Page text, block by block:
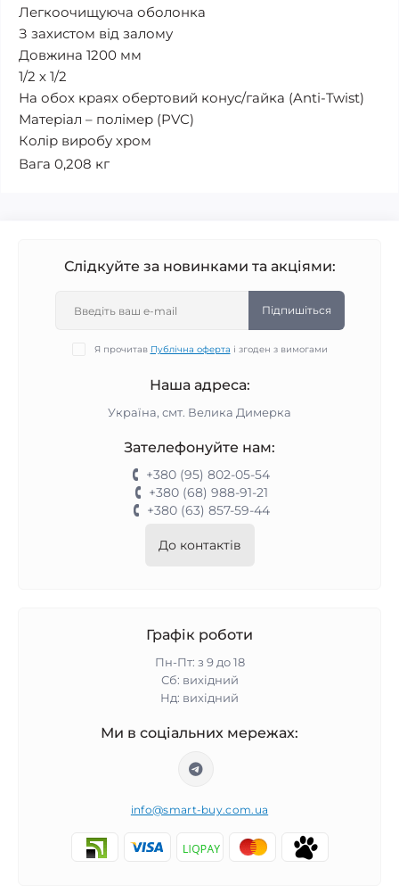
Легкоочищуюча оболонка
З захистом від залому
Довжина 1200 мм
1/2 х 1/2
На обох краях обертовий конус/гайка (Anti-Twist)
Матеріал – полімер (PVC)
Колір виробу хром
Вага 0,208 кг
Слідкуйте за новинками та акціями:
Підпишіться
Я прочитав Публічна оферта і згоден з вимогами
Наша адреса:
Україна, смт. Велика Димерка
Зателефонуйте нам:
+380 (95) 802-05-54
+380 (68) 988-91-21
+380 (63) 857-59-44
До контактів
Графік роботи
Пн-Пт: з 9 до 18
Сб: вихідний
Нд: вихідний
Ми в соціальних мережах:
info@smart-buy.com.ua